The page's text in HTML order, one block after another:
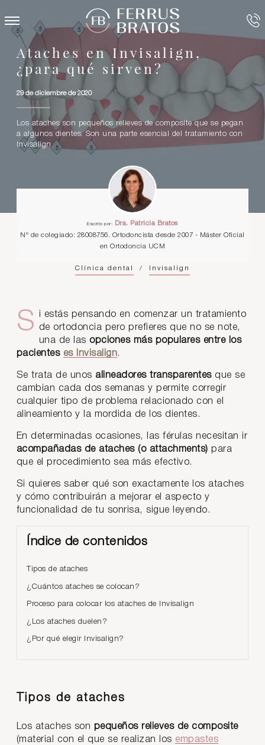
Ataches en Invisalign,
¿para qué sirven?
29 de diciembre de 2020
Los ataches son pequeños relieves de composite que se pegan
a algunos dientes. Son una parte esencial del tratamiento con
Invisalign
Escrito por:
Dra. Patricia Bratos
Nº de colegiado: 28008756. Ortodoncista desde 2007 - Máster Oficial
en Ortodoncia UCM
Clínica dental / Invisalign
Si estás pensando en comenzar un tratamiento
de ortodoncia pero prefieres que no se note,
una de las opciones más populares entre los
pacientes es Invisalign.
Se trata de unos alineadores transparentesque se
cambian cada dos semanas y permite corregir
cualquier tipo de problema relacionado con el
alineamiento y la mordida de los dientes.
En determinadas ocasiones, las férulas necesitan ir
acompañadas de ataches (o attachments)para
que el procedimiento sea más efectivo.
Si quieres saber qué son exactamente los ataches
y cómo contribuirán a mejorar el aspecto y
funcionalidad de tu sonrisa, sigue leyendo.
Índice de contenidos
Tipos de ataches
¿Cuántos ataches se colocan?
Proceso para colocar los ataches de Invisalign
¿Los ataches duelen?
¿Por qué elegir Invisalign?
Tipos de ataches
Los ataches son pequeños relieves de composite
(material con el que se realizan los empastes